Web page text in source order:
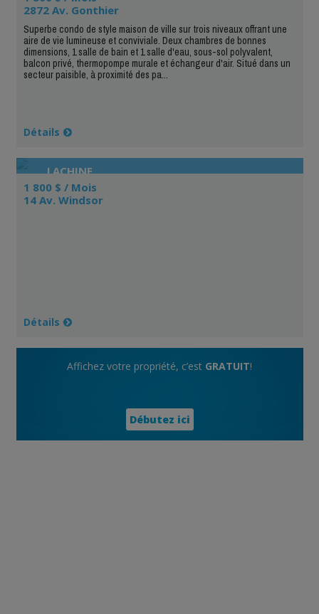
2872 Av. Gonthier
Superbe condo de style maison de ville sur trois niveaux offrant une
aire de vie lumineuse et conviviale. Deux chambres de bonnes
dimensions, 1 salle de bain et 1 salle d'eau, sous-sol polyvalent,
balcon privé, thermopompe murale et échangeur d'air. Situé dans un
secteur paisible, à proximité des pa...
Détails
LACHINE
1 800 $ / Mois
14 Av. Windsor
Détails
Affichez votre propriété, c’est GRATUIT!
Débutez ici